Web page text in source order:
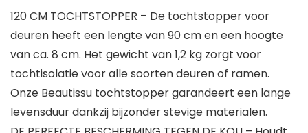
120 CM TOCHTSTOPPER – De tochtstopper voor
deuren heeft een lengte van 90 cm en een hoogte
van ca. 8 cm. Het gewicht van 1,2 kg zorgt voor
tochtisolatie voor alle soorten deuren of ramen.
Onze Beautissu tochtstopper garandeert een lange
levensduur dankzij bijzonder stevige materialen.